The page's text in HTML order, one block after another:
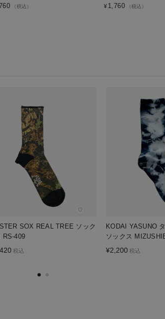
（税込） ¥ 1,760 （税込）
♡
SOX REAL TREE ソック
RS-409
税込
KODAI YASUNO
ソックス
¥2,200 税込